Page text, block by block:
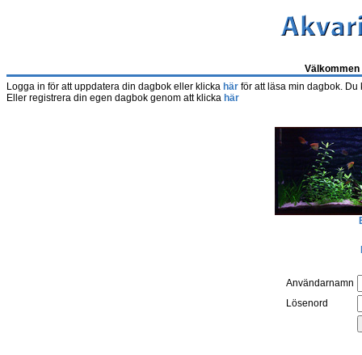
Logga in för att uppdatera din dagbok eller klicka här för att läsa min dagbok.
Eller registrera din egen dagbok genom att klicka här
Användarnamn
Lösenord